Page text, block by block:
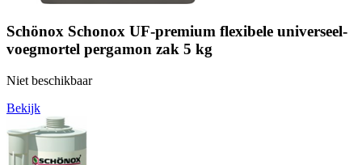
Schönox Schonox UF-premium flexibele universeel-
voegmortel pergamon zak 5 kg
Niet beschikbaar
Bekijk